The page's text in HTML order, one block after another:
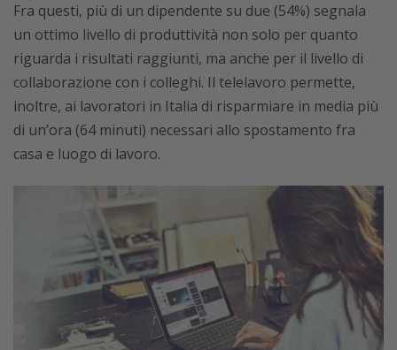
Fra questi, più di un dipendente su due (54%) segnala
un ottimo livello di produttività non solo per quanto
riguarda i risultati raggiunti, ma anche per il livello di
collaborazione con i colleghi. Il telelavoro permette,
inoltre, ai lavoratori in Italia di risparmiare in media più
di un’ora (64 minuti) necessari allo spostamento fra
casa e luogo di lavoro.